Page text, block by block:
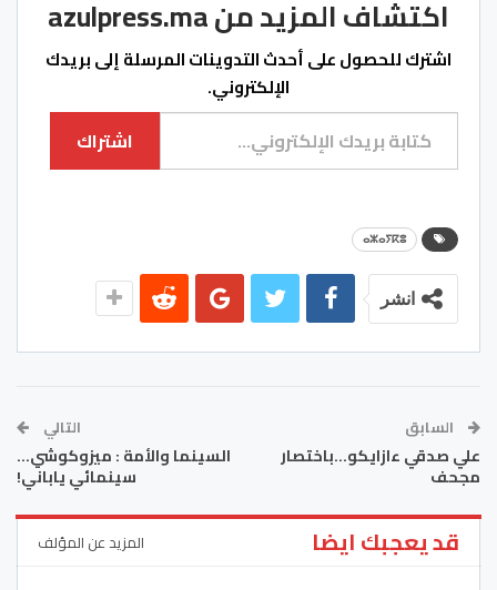
اكتشاف المزيد من azulpress.ma
اشترك للحصول على أحدث التدوينات المرسلة إلى بريدك
الإلكتروني.
كتابة بريدك الإلكتروني...
اشتراك
ⴰⵣⴰⵢⴽⵓ
انشر
السابق
علي صدقي ءازايكو…باختصار
مجحف
التالي
السينما والأمة : ميزوكوشي…
سينمائي ياباني!
قد يعجبك ايضا المزيد عن المؤلف